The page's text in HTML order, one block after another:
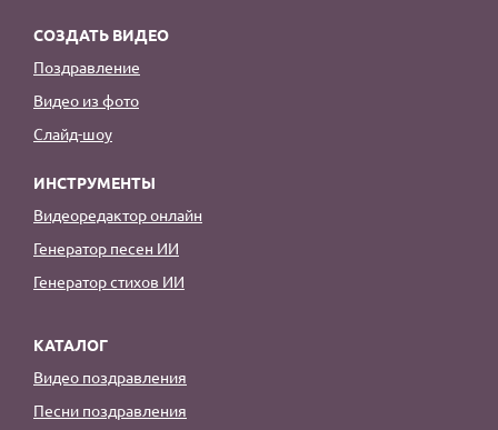
СОЗДАТЬ ВИДЕО
Поздравление
Видео из фото
Слайд-шоу
ИНСТРУМЕНТЫ
Видеоредактор онлайн
Генератор песен ИИ
Генератор стихов ИИ
КАТАЛОГ
Видео поздравления
Песни поздравления